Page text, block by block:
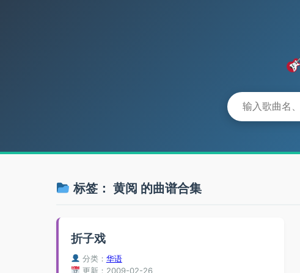
标签： 黄阅 的曲谱合集
折子戏
分类： 华语
更新：2009-02-26